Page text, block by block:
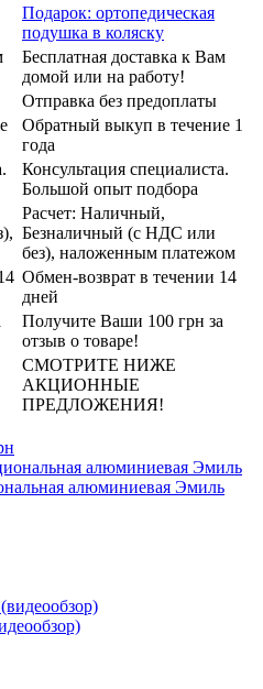
Подарок: ортопедическая
подушка в коляску
Бесплатная доставка к Вам
домой или на работу!
Отправка без предоплаты
Обратный выкуп в течение 1
года
Консультация специалиста.
Большой опыт подбора
Расчет: Наличный,
Безналичный (с НДС или
без), наложенным платежом
Обмен-возврат в течении 14
дней
Получите Ваши 100 грн за
отзыв о товаре!
СМОТРИТЕ НИЖЕ
АКЦИОННЫЕ
ПРЕДЛОЖЕНИЯ!
алюминиевая Эмиль